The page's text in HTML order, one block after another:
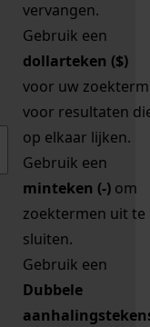
vervangen.
Gebruik een
dollarteken ($)
voor uw zoekterm
voor resultaten
op elkaar lijken.
Gebruik een
minteken (-) om
zoektermen uit te
sluiten.
Gebruik een
Dubbele